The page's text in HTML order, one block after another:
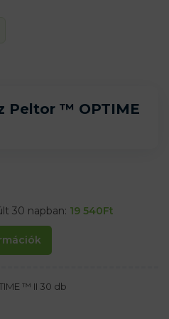
Peltor ™ OPTIME
30 napban: 19 540Ft
™ II 30 db